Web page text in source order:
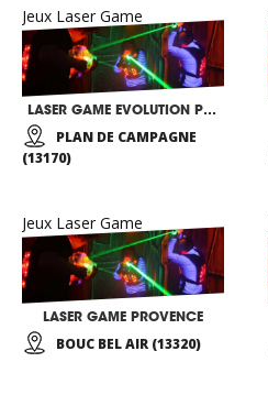
Jeux Laser Game
LASER GAME EVOLUTION PLAN DE CAMPAGNE
PLAN DE CAMPAGNE
(13170)
Jeux Laser Game
LASER GAME PROVENCE
BOUC BEL AIR (13320)